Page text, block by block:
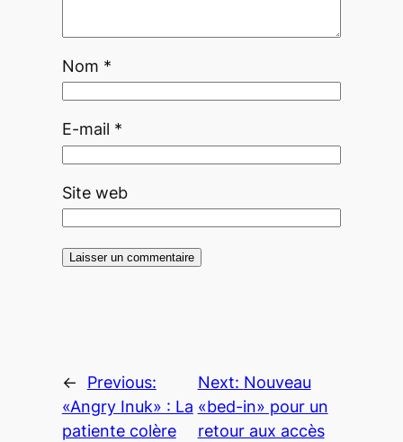
Nom *
E-mail *
Site web
←
Previous:
«Angry Inuk» : La
patiente colère
Next: Nouveau
«bed-in» pour un
retour aux accès